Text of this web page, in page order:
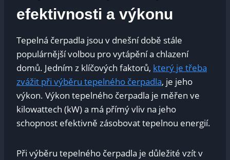
efektivnosti a výkonu
Tepelná čerpadla jsou v dnešní době stále
populárnější volbou pro vytápění a chlazení
domů. Jedním z klíčových faktorů, který je třeba
zvážit při výběru tepelného čerpadla, je jeho
výkon. Výkon tepelného čerpadla je měřen ve
kilowattech (kW) a má přímý vliv na jeho
schopnost efektivně zásobovat tepelnou energií.
Při výběru tepelného čerpadla je důležité vzít v